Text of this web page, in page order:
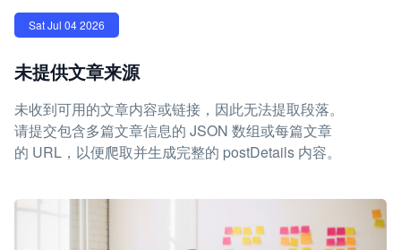
Sat Jul 04 2026
未提供文章来源
未收到可用的文章内容或链接，因此无法提取段落。
请提交包含多篇文章信息的 JSON 数组或每篇文章
的 URL，以便爬取并生成完整的 postDetails 内容。